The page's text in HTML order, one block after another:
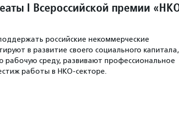
I Всероссийской премии
российские некоммерческие
в развитие своего социального капитала,
рабочую среду, развивают профессиональное
работы в НКО-секторе.